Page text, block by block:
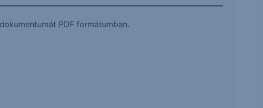
PDF formátumban.